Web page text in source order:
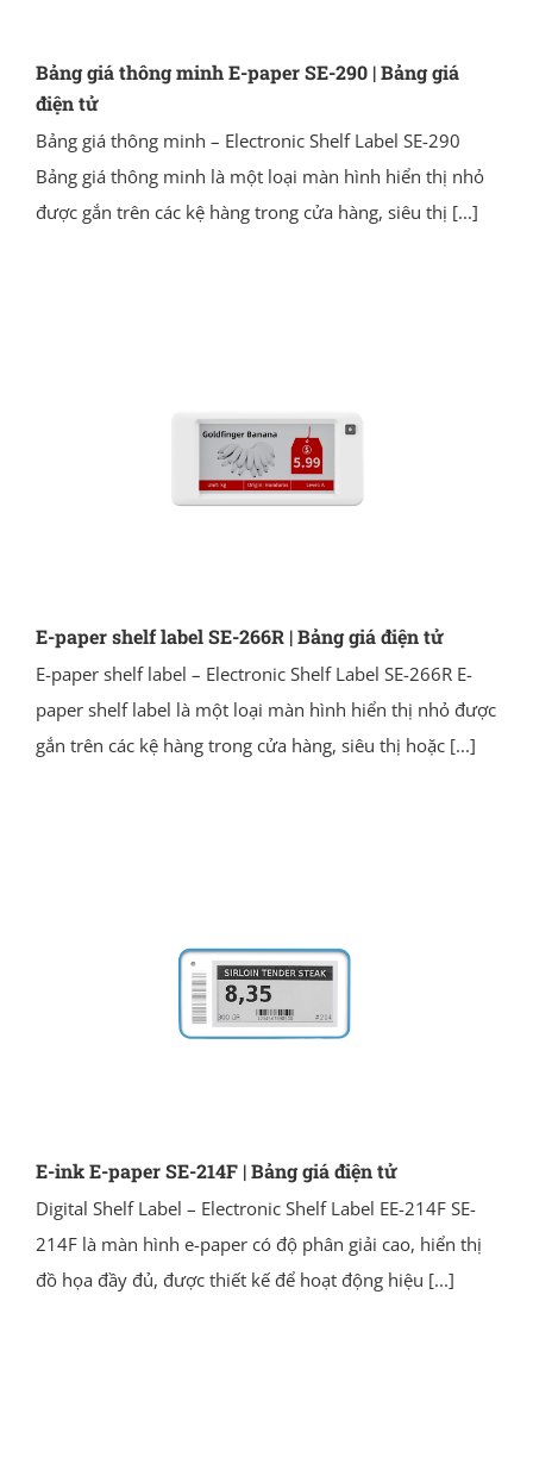
Bảng giá thông minh E-paper SE-290 | Bảng giá
điện tử
Bảng giá thông minh – Electronic Shelf Label SE-290
Bảng giá thông minh là một loại màn hình hiển thị nhỏ
được gắn trên các kệ hàng trong cửa hàng, siêu thị [...]
E-paper shelf label SE-266R | Bảng giá điện tử
E-paper shelf label – Electronic Shelf Label SE-266R E-
paper shelf label là một loại màn hình hiển thị nhỏ được
gắn trên các kệ hàng trong cửa hàng, siêu thị hoặc[...]
E-ink E-paper SE-214F | Bảng giá điện tử
Digital Shelf Label – Electronic Shelf Label EE-214F SE-
214F là màn hình e-paper có độ phân giải cao, hiển thị
đồ họa đầy đủ, được thiết kế để hoạt động hiệu [...]